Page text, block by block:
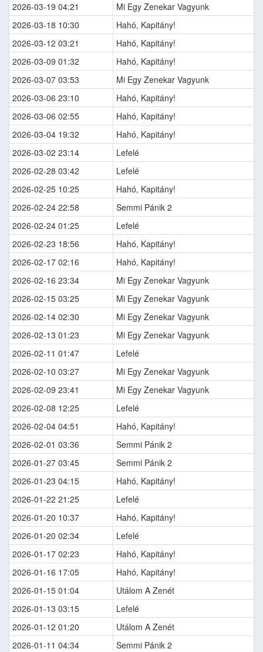
2026-03-19 04:21
Mi Egy Zenekar Vagyunk
2026-03-18 10:30
Hahó, Kapitány!
2026-03-12 03:21
Hahó, Kapitány!
2026-03-09 01:32
Hahó, Kapitány!
2026-03-07 03:53
Mi Egy Zenekar Vagyunk
2026-03-06 23:10
Hahó, Kapitány!
2026-03-06 02:55
Hahó, Kapitány!
2026-03-04 19:32
Hahó, Kapitány!
2026-03-02 23:14
Lefelé
2026-02-28 03:42
Lefelé
2026-02-25 10:25
Hahó, Kapitány!
2026-02-24 22:58
Semmi Pánik 2
2026-02-24 01:25
Lefelé
2026-02-23 18:56
Hahó, Kapitány!
2026-02-17 02:16
Hahó, Kapitány!
2026-02-16 23:34
Mi Egy Zenekar Vagyunk
2026-02-15 03:25
Mi Egy Zenekar Vagyunk
2026-02-14 02:30
Mi Egy Zenekar Vagyunk
2026-02-13 01:23
Mi Egy Zenekar Vagyunk
2026-02-11 01:47
Lefelé
2026-02-10 03:27
Mi Egy Zenekar Vagyunk
2026-02-09 23:41
Mi Egy Zenekar Vagyunk
2026-02-08 12:25
Lefelé
2026-02-04 04:51
Hahó, Kapitány!
2026-02-01 03:36
Semmi Pánik 2
2026-01-27 03:45
Semmi Pánik 2
2026-01-23 04:15
Hahó, Kapitány!
2026-01-22 21:25
Lefelé
2026-01-20 10:37
Hahó, Kapitány!
2026-01-20 02:34
Lefelé
2026-01-17 02:23
Hahó, Kapitány!
2026-01-16 17:05
Hahó, Kapitány!
2026-01-15 01:04
Utálom A Zenét
2026-01-13 03:15
Lefelé
2026-01-12 01:20
Utálom A Zenét
2026-01-11 04:34
Semmi Pánik 2